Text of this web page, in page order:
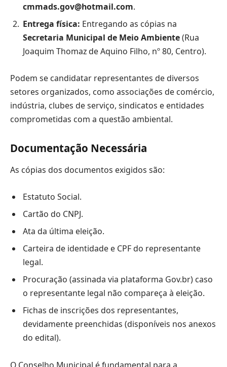
cmmads.gov@hotmail.com.
Entrega física: Entregando as cópias na
Secretaria Municipal de Meio Ambiente(Rua
Joaquim Thomaz de Aquino Filho, nº 80, Centro).
Podem se candidatar representantes de diversos
setores organizados, como associações de comércio,
indústria, clubes de serviço, sindicatos e entidades
comprometidas com a questão ambiental.
Documentação Necessária
As cópias dos documentos exigidos são:
Estatuto Social.
Cartão do CNPJ.
Ata da última eleição.
Carteira de identidade e CPF do representante
legal.
Procuração (assinada via plataforma Gov.br) caso
o representante legal não compareça à eleição.
Fichas de inscrições dos representantes,
devidamente preenchidas (disponíveis nos anexos
do edital).